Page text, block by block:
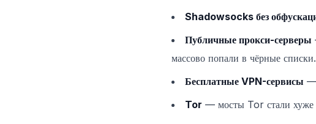
Shadowsocks без
Публичные прокси-серверы
массово попали в чёрные списки.
Бесплатные VPN-сервисы —
Tor — мосты Tor стали хуже